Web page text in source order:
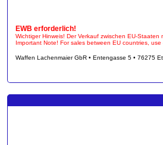
EWB erforderlich!
Wichtiger Hinweis! Der Verkauf zwischen EU-Staaten
Important Note! For sales between EU countries,
Waffen Lachenmaier GbR • Entengasse 5 • 76275